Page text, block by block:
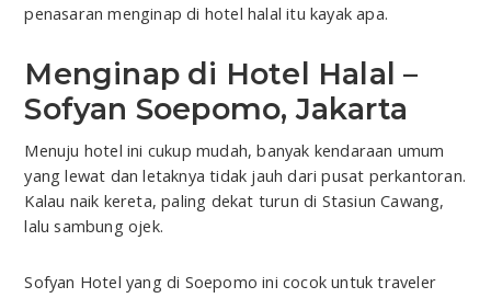
penasaran menginap di hotel halal itu kayak apa.
Menginap di Hotel Halal –
Sofyan Soepomo, Jakarta
Menuju hotel ini cukup mudah, banyak kendaraan umum
yang lewat dan letaknya tidak jauh dari pusat perkantoran.
Kalau naik kereta, paling dekat turun di Stasiun Cawang,
lalu sambung ojek.
Sofyan Hotel yang di Soepomo ini cocok untuk traveler